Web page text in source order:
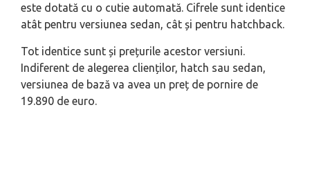
este dotată cu o cutie automată. Cifrele sunt identice
atât pentru versiunea sedan, cât și pentru hatchback.
Tot identice sunt și prețurile acestor versiuni.
Indiferent de alegerea clienților, hatch sau sedan,
versiunea de bază va avea un preț de pornire de
19.890 de euro.